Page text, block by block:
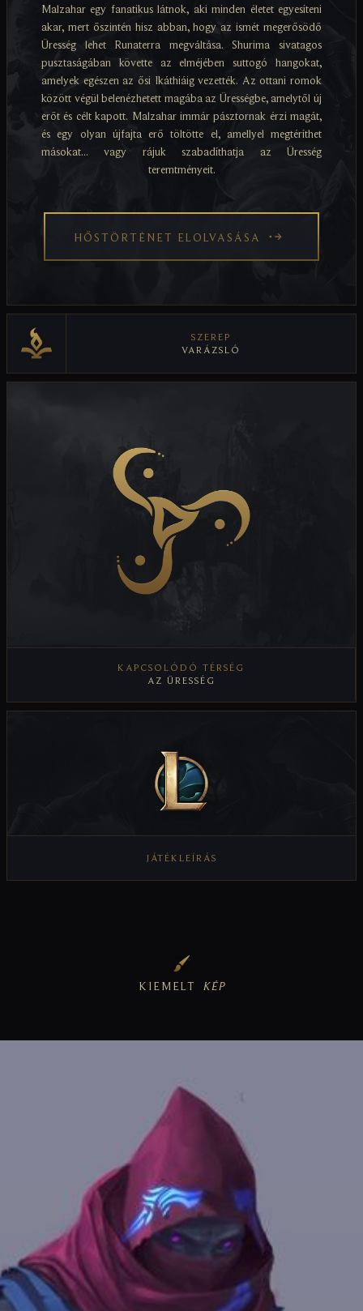
Malzahar egy fanatikus látnok, aki minden életet egyesíteni
akar, mert őszintén hisz abban, hogy az ismét megerősödő
Üresség lehet Runaterra megváltása. Shurima sivatagos
pusztaságában követte az elméjében suttogó hangokat,
amelyek egészen az ősi Ikáthiáig vezették. Az ottani romok
között végül belenézhetett magába az Ürességbe, amelytől új
erőt és célt kapott. Malzahar immár pásztornak érzi magát,
és egy olyan újfajta erő töltötte el, amellyel megtéríthet
másokat... vagy rájuk szabadíthatja az Üresség
teremtményeit.
HŐSTÖRTÉNET ELOLVASÁSA
SZEREP
VARÁZSLÓ
KAPCSOLÓDÓ TÉRSÉG
AZ ÜRESSÉG
JÁTÉKLEÍRÁS
KIEMELT KÉP